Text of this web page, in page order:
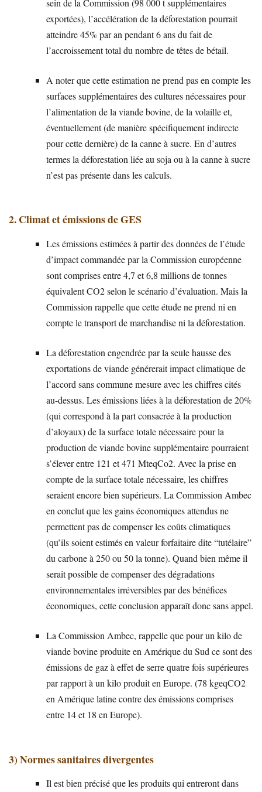
sein de la Commission (98 000 t supplémentaires
exportées), l’accélération de la déforestation pourrait
atteindre 45% par an pendant 6 ans du fait de
l’accroissement total du nombre de têtes de bétail.
A noter que cette estimation ne prend pas en compte les
surfaces supplémentaires des cultures nécessaires pour
l’alimentation de la viande bovine, de la volaille et,
éventuellement (de manière spécifiquement indirecte
pour cette dernière) de la canne à sucre. En d’autres
termes la déforestation liée au soja ou à la canne à sucre
n’est pas présente dans les calculs.
2. Climat et émissions de GES
Les émissions estimées à partir des données de l’étude
d’impact commandée par la Commission européenne
sont comprises entre 4,7 et 6,8 millions de tonnes
équivalent CO2 selon le scénario d’évaluation. Mais la
Commission rappelle que cette étude ne prend ni en
compte le transport de marchandise ni la déforestation.
La déforestation engendrée par la seule hausse des
exportations de viande générerait impact climatique de
l’accord sans commune mesure avec les chiffres cités
au-dessus. Les émissions liées à la déforestation de 20%
(qui correspond à la part consacrée à la production
d’aloyaux) de la surface totale nécessaire pour la
production de viande bovine supplémentaire pourraient
s’élever entre 121 et 471 MteqCo2. Avec la prise en
compte de la surface totale nécessaire, les chiffres
seraient encore bien supérieurs. La Commission Ambec
en conclut que les gains économiques attendus ne
permettent pas de compenser les coûts climatiques
(qu’ils soient estimés en valeur forfaitaire dite “tutélaire”
du carbone à 250 ou 50 la tonne). Quand bien même il
serait possible de compenser des dégradations
environnementales irréversibles par des bénéfices
économiques, cette conclusion apparaît donc sans appel.
La Commission Ambec, rappelle que pour un kilo de
viande bovine produite en Amérique du Sud ce sont des
émissions de gaz à effet de serre quatre fois supérieures
par rapport à un kilo produit en Europe. (78 kgeqCO2
en Amérique latine contre des émissions comprises
entre 14 et 18 en Europe).
3) Normes sanitaires divergentes
Il est bien précisé que les produits qui entreront dans